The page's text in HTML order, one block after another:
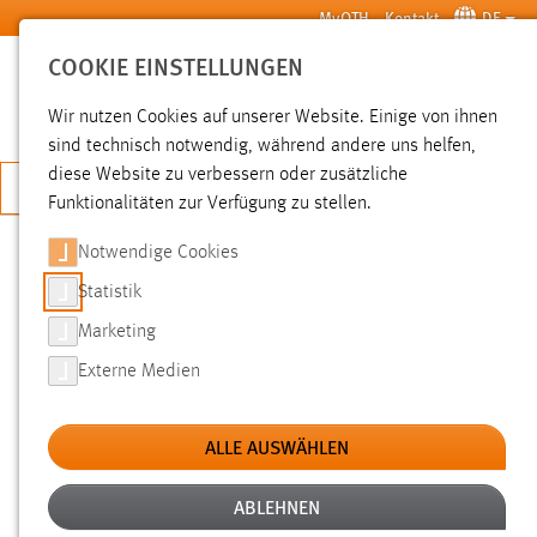
Zum Hauptinhalt springen MyOTH Kontakt DE
SUCHE
JETZT BEWERBEN
Hochschule Aktuelles News der OTH Amberg-Weiden
PROJEKTARBEIT MIT SIEMENS
HEALTHCARE
10.01.2012
Im Rahmen des Wahlfachs „ÖkoLogistik“
der Vertiefungsrichtung „Integrierte
COOKIE EINSTELLUNGEN
Wir nutzen Cookies auf unserer Website. Einige von ihnen
sind technisch notwendig, während andere uns helfen,
diese Website zu verbessern oder zusätzliche
Funktionalitäten zur Verfügung zu stellen.
Notwendige Cookies
Statistik
Marketing
Externe Medien
ALLE AUSWÄHLEN
ABLEHNEN